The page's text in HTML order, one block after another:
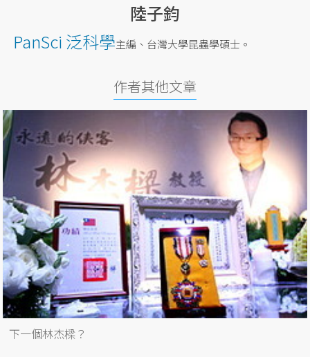
陸子鈞
PanSci 泛科學主編、台灣大學昆蟲學碩士。
作者其他文章
下一個林杰樑？